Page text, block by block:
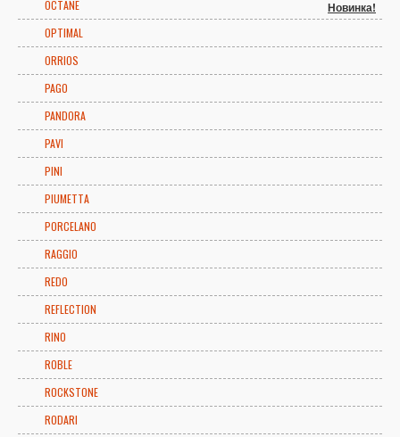
OCTANE
Новинка!
OPTIMAL
ORRIOS
PAGO
PANDORA
PAVI
PINI
PIUMETTA
PORCELANO
RAGGIO
REDO
REFLECTION
RINO
ROBLE
ROCKSTONE
RODARI